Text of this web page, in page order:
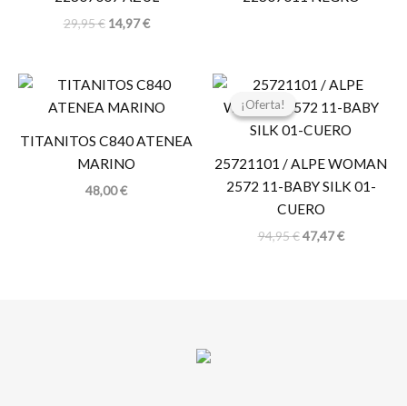
29,95€ 14,97€
TITANITOS C840 ATENEA
MARINO
48,00€
¡Oferta!
¡Oferta!
25721101 / ALPE WOMAN
2572 11-BABY SILK 01-
CUERO
94,95€
El
original
era:
47,47€
El
actual
es: